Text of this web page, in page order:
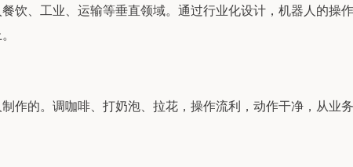
饮、工业、运输等垂直领域。通过行业化设计，机器人的操
作的。调咖啡、打奶泡、拉花，操作流利，动作干净，从业